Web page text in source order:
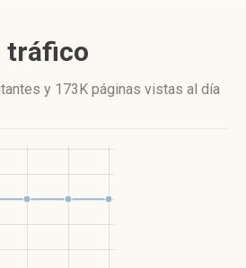
tráfico
y 173K páginas vistas al día